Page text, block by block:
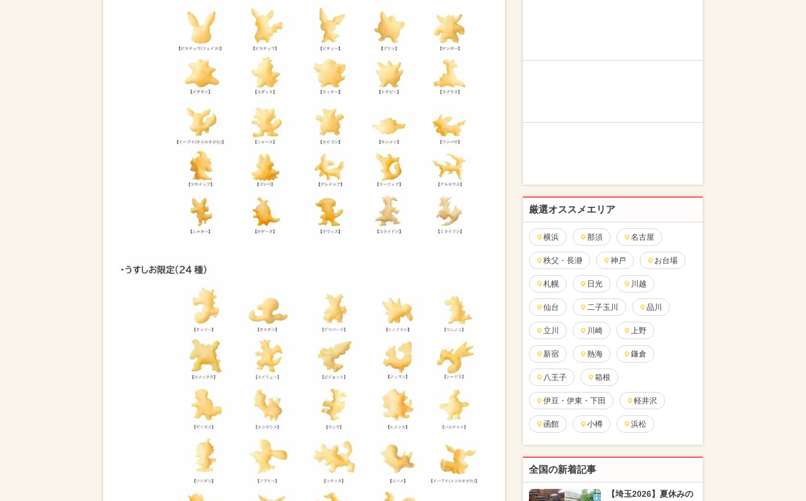
厳選オススメエリア
横浜 那須 名古屋
秩父・長瀞 神戸 お台場
札幌 日光 川越
仙台 二子玉川 品川
立川 川崎 上野
新宿 熱海 鎌倉
八王子 箱根
伊豆・伊東・下田 軽井沢
函館 小樽 浜松
全国の新着記事
【埼玉2026】夏休みの